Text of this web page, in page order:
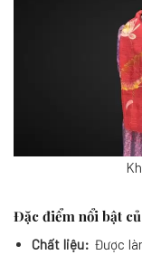
Đặc điểm nổi bật
Chất liệu: Được